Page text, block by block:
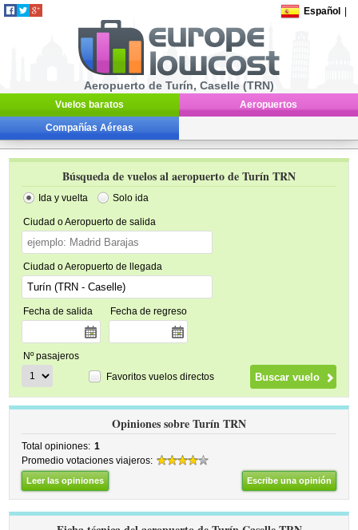
Español
Aeropuerto de Turín, Caselle (TRN)
Vuelos baratos Aeropuertos
Compañías Aéreas
Búsqueda de vuelos al aeropuerto de Turín TRN
Ida y vuelta Solo ida
Ciudad o Aeropuerto de salida
Ciudad o Aeropuerto de llegada
Fecha de salida Fecha de regreso
Nº pasajeros
Favoritos vuelos directos
Opiniones sobre Turín TRN
Total opiniones: 1
Promedio votaciones viajeros:
Leer las opiniones Escribe una opinión